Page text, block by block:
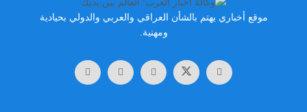
موقع أخباري يهتم بالشأن العراقي والعربي والدولي بحيادية
ومهنية.